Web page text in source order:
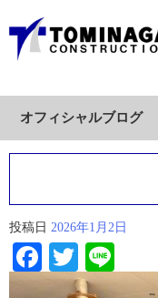
オフィシャルブログ
投稿日 2026年1月2日
Facebook
Twitter